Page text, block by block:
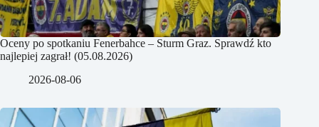
Oceny po spotkaniu Fenerbahce – Sturm Graz. Sprawdź kto
najlepiej zagrał! (05.08.2026)
2026-08-06